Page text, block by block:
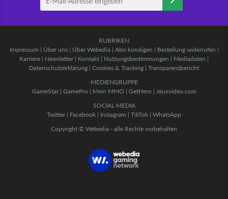
RUBRIKEN
Impressum | Über uns| Über Webedia | Abo kündigen | Bestellung widerrufen |
Karriere | Newsletter | Kontakt | Nutzungsbestimmungen | Mediadaten |
Datenschutzerklärung | Cookies & Tracking | Transparenzbericht
MEDIENGRUPPE
GameStar| GamePro | Mein MMO | GetHero | Jeuxvideo.com
SOCIAL MEDIA
Twitter | Facebook | Instagram | TikTok | WhatsApp
Copyright © Webedia - alle Rechte vorbehalten